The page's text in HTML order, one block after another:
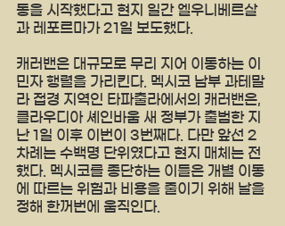
동을 시작했다고 현지 일간 엘우니베르살
과 레포르마가 21일 보도했다.
캐러밴은 대규모로 무리 지어 이동하는 이
민자 행렬을 가리킨다. 멕시코 남부 과테말
라 접경 지역인 타파출라에서의 캐러밴은,
클라우디아 셰인바움 새 정부가 출범한 지
난 1일 이후 이번이 3번째다. 다만 앞선 2
차례는 수백명 단위였다고 현지 매체는 전
했다. 멕시코를 종단하는 이들은 개별 이동
에 따르는 위험과 비용을 줄이기 위해 날을
정해 한꺼번에 움직인다.